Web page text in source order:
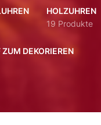
HOLZUHREN
19 Produkte
DEKORIEREN